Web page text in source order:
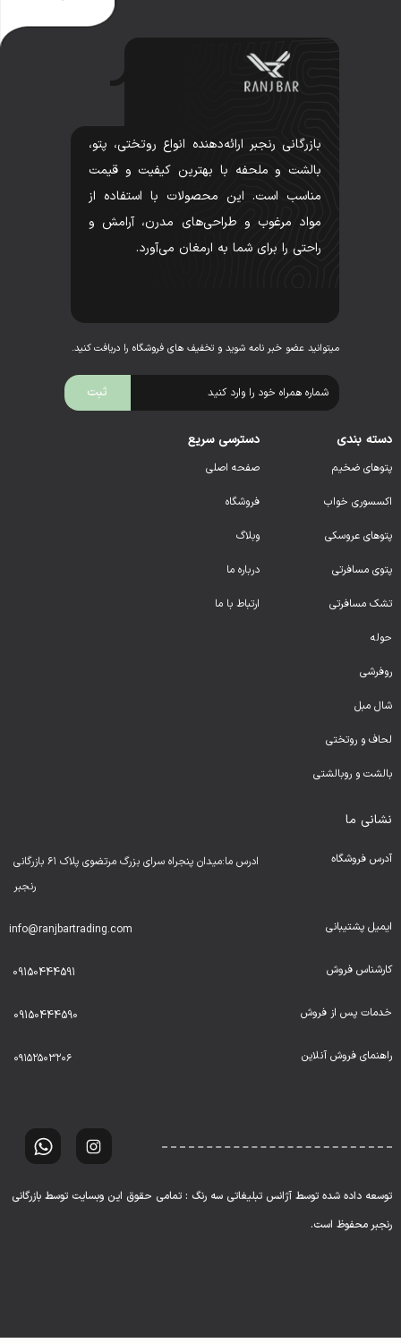
بازرگانی رنجبر ارائه‌دهنده انواع روتختی، پتو،
بالشت و ملحفه با بهترین کیفیت و قیمت
مناسب است. این محصولات با استفاده از
مواد مرغوب و طراحی‌های مدرن، آرامش و
راحتی را برای شما به ارمغان می‌آورد.
میتوانید عضو خبر نامه شوید و تخفیف های فروشگاه را دریافت کنید.
دسته بندی
پتوهای ضخیم
اکسسوری خواب
پتوهای عروسکی
پتوی مسافرتی
تشک مسافرتی
حوله
روفرشی
شال مبل
لحاف و روتختی
بالشت و روبالشتی
دسترسی سریع
صفحه اصلی
فروشگاه
وبلاگ
درباره ما
ارتباط با ما
نشانی ما
آدرس فروشگاه
ادرس ما:میدان پنجراه سرای بزرگ مرتضوی پلاک ۶۱ بازرگانی
رنجبر
ایمیل پشتیبانی info@ranjbartrading.com
کارشناس فروش 09150444591
خدمات پس از فروش 09150444590
راهنمای فروش آنلاین ۰۹۱۵۲۵۰۳۲۰۶
توسعه داده شده توسط آژانس تبلیغاتی سه رنگ : تمامی حقوق این وبسایت توسط بازرگانی
رنجبر محفوظ است.